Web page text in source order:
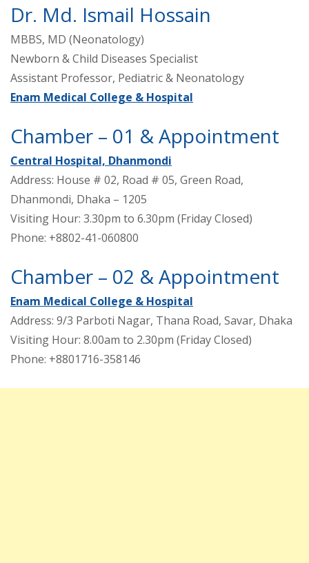
Dr. Md. Ismail Hossain
MBBS, MD (Neonatology)
Newborn & Child Diseases Specialist
Assistant Professor, Pediatric & Neonatology
Enam Medical College & Hospital
Chamber – 01 & Appointment
Central Hospital, Dhanmondi
Address: House # 02, Road # 05, Green Road,
Dhanmondi, Dhaka – 1205
Visiting Hour: 3.30pm to 6.30pm (Friday Closed)
Phone: +8802-41-060800
Chamber – 02 & Appointment
Enam Medical College & Hospital
Address: 9/3 Parboti Nagar, Thana Road, Savar, Dhaka
Visiting Hour: 8.00am to 2.30pm (Friday Closed)
Phone: +8801716-358146